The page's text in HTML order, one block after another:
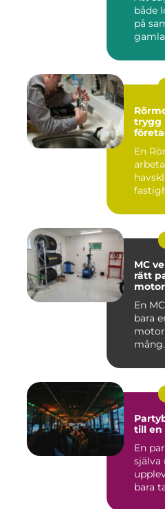
både
på
trygg
En
MC
rätt
En
bara
till en
En
själva
bara